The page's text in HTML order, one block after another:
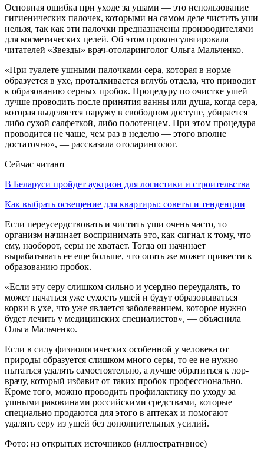
Основная ошибка при уходе за ушами — это использование
гигиенических палочек, которыми на самом деле чистить уши
нельзя, так как эти палочки предназначены производителями
для косметических целей. Об этом проконсультировала
читателей «Звезды» врач-отоларинголог Ольга Мальченко.
«При туалете ушными палочками сера, которая в норме
образуется в ухе, проталкивается вглубь отдела, что приводит
к образованию серных пробок. Процедуру по очистке ушей
лучше проводить после принятия ванны или душа, когда сера,
которая выделяется наружу в свободном доступе, убирается
либо сухой салфеткой, либо полотенцем. При этом процедура
проводится не чаще, чем раз в неделю — этого вполне
достаточно», — рассказала отоларинголог.
Сейчас читают
В Беларуси пройдет аукцион для логистики и строительства
Как выбрать освещение для квартиры: советы и тенденции
Если переусердствовать и чистить уши очень часто, то
организм начинает воспринимать это, как сигнал к тому, что
ему, наоборот, серы не хватает. Тогда он начинает
вырабатывать ее еще больше, что опять же может привести к
образованию пробок.
«Если эту серу слишком сильно и усердно переудалять, то
может начаться уже сухость ушей и будут образовываться
корки в ухе, что уже является заболеванием, которое нужно
будет лечить у медицинских специалистов», — объяснила
Ольга Мальченко.
Если в силу физиологических особенной у человека от
природы образуется слишком много серы, то ее не нужно
пытаться удалять самостоятельно, а лучше обратиться к лор-
врачу, который избавит от таких пробок профессионально.
Кроме того, можно проводить профилактику по уходу за
ушными раковинами российскими средствами, которые
специально продаются для этого в аптеках и помогают
удалять серу из ушей без дополнительных усилий.
Фото: из открытых источников (иллюстративное)